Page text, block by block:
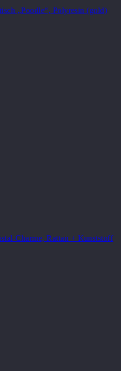
„Poodle“, Polyresin (gold)
Charme, Rattan + Kunststoff